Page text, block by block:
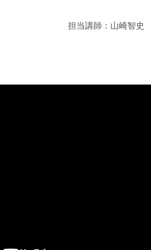
担当講師：山崎智史